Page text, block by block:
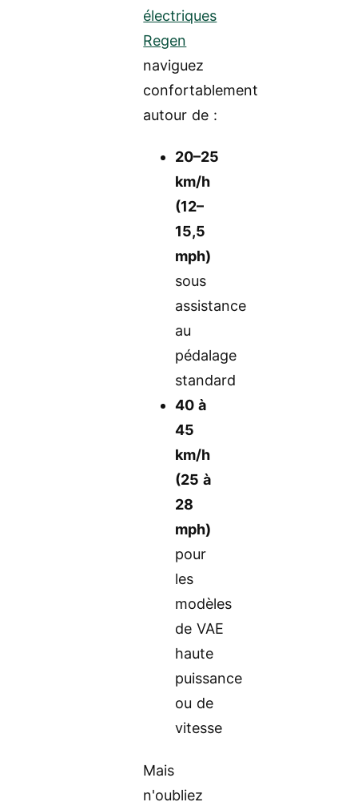
électriques
Regen
naviguez
confortablement
autour de :
20–25
km/h
(12–
15,5
mph)
sous
assistance
au
pédalage
standard
40 à
45
km/h
(25 à
28
mph)
pour
les
modèles
de VAE
haute
puissance
ou de
vitesse
Mais
n'oubliez